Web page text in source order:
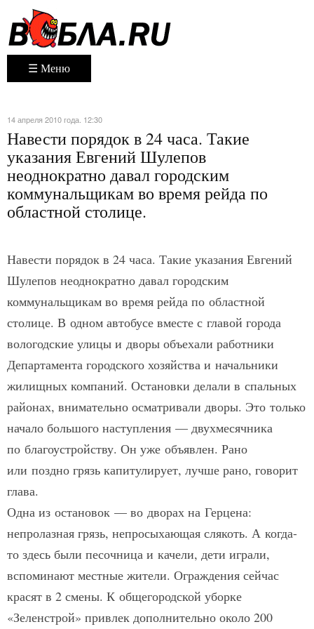
☰ Меню
14 апреля 2010 года. 12:30
Навести порядок в 24 часа. Такие
указания Евгений Шулепов
неоднократно давал городским
коммунальщикам во время рейда по
областной столице.
Навести порядок в 24 часа. Такие указания Евгений
Шулепов неоднократно давал городским
коммунальщикам во время рейда по областной
столице. В одном автобусе вместе с главой города
вологодские улицы и дворы объехали работники
Департамента городского хозяйства и начальники
жилищных компаний. Остановки делали в спальных
районах, внимательно осматривали дворы. Это только
начало большого наступления — двухмесячника
по благоустройству. Он уже объявлен. Рано
или поздно грязь капитулирует, лучше рано, говорит
глава.
Одна из остановок — во дворах на Герцена:
непролазная грязь, непросыхающая слякоть. А когда-
то здесь были песочница и качели, дети играли,
вспоминают местные жители. Ограждения сейчас
красят в 2 смены. К общегородской уборке
«Зеленстрой» привлек дополнительно около 200